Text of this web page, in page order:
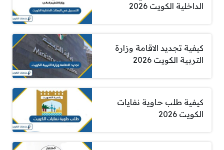
الداخلية الكويت 2026
كيفية تجديد الاقامة وزارة
التربية الكويت 2026
كيفية طلب حاوية نفايات
الكويت 2026